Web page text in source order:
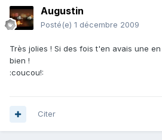
Augustin
Posté(e) 1 décembre 2009
Très jolies ! Si des fois t'en avais une
bien !
:coucou!:
Citer